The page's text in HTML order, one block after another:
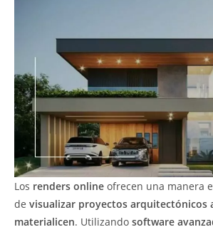
Los renders online ofrecen una manera
de visualizar proyectos arquitectónicos
materialicen. Utilizando software